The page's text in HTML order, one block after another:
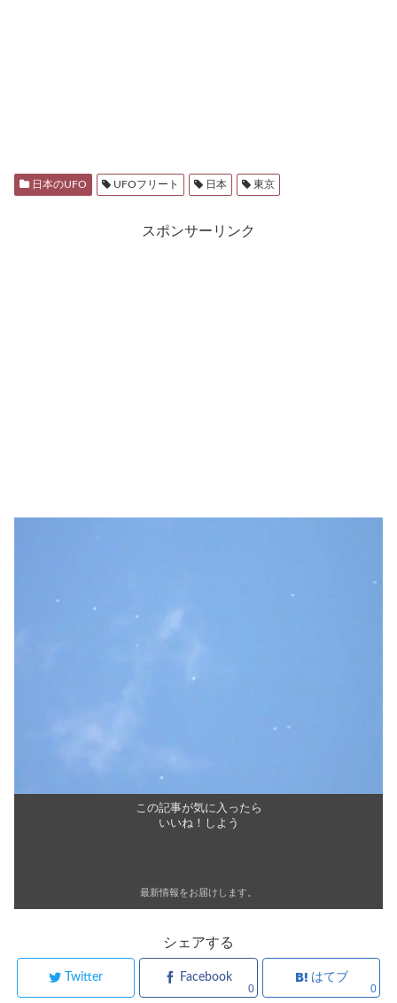
日本のUFO UFOフリート 日本 東京
スポンサーリンク
この記事が気に入ったら
いいね！しよう
最新情報をお届けします。
シェアする
Twitter
Facebook
0
はてブ
0